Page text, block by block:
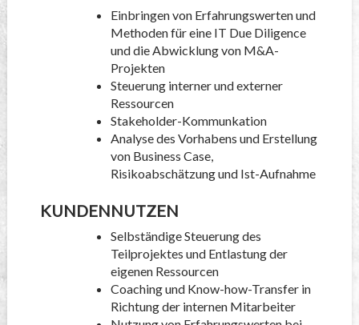
Einbringen von Erfahrungswerten und
Methoden für eine IT Due Diligence
und die Abwicklung von M&A-
Projekten
Steuerung interner und externer
Ressourcen
Stakeholder-Kommunkation
Analyse des Vorhabens und Erstellung
von Business Case,
Risikoabschätzung und Ist-Aufnahme
KUNDENNUTZEN
Selbständige Steuerung des
Teilprojektes und Entlastung der
eigenen Ressourcen
Coaching und Know-how-Transfer in
Richtung der internen Mitarbeiter